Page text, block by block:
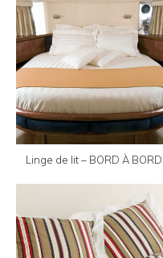
Linge de lit – BORD À BORD